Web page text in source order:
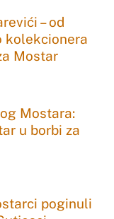
– od
kolekcionera
Mostar
Mostara:
u borbi za
poginuli